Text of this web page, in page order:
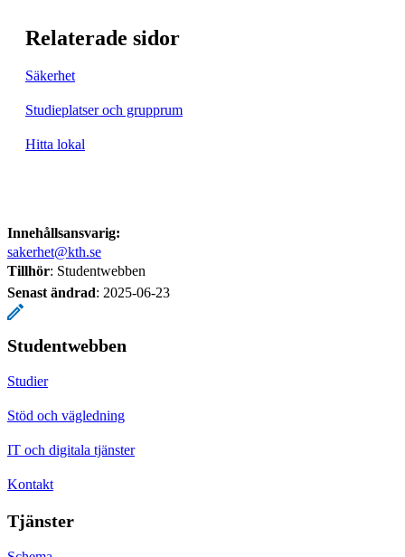
Relaterade sidor
Säkerhet
Studieplatser och grupprum
Hitta lokal
Innehållsansvarig:
sakerhet@kth.se
Tillhör: Studentwebben
Senast ändrad: 2025-06-23
Studentwebben
Studier
Stöd och vägledning
IT och digitala tjänster
Kontakt
Tjänster